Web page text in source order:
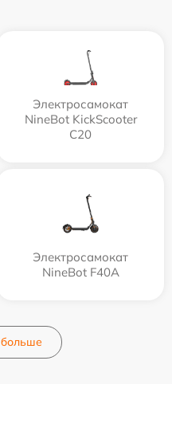
Электросамокат
NineBot KickScooter
C20
Электросамокат
NineBot F40A